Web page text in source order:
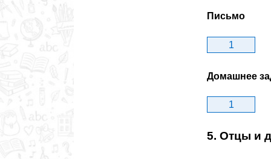
Письмо
1
Домашнее
1
5. Отцы и